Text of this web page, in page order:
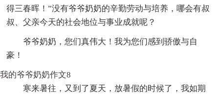
得三春晖！”没有爷爷奶奶的辛勤劳动与培养，哪会有叔
叔、父亲今天的社会地位与事业成就呢？
爷爷奶奶，您们真伟大！我为您们感到骄傲与自
豪！
我的爷爷奶奶作文8
寒来暑往，又到了夏天，放暑假的时候了，我如期